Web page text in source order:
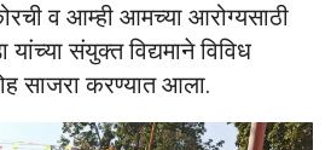
व आम्ही आमच्या आरोग्यसाठी
संयुक्त विद्यमाने विविध
साजरा करण्यात आला.